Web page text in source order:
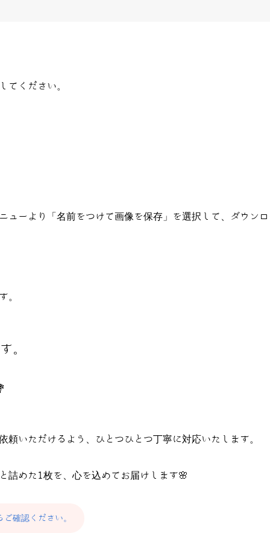
てください。
ューより「名前をつけて画像を保存」を選択して、ダウンロ
。
。
頼いただけるよう、ひとつひとつ丁寧に対応いたします。
詰めた1枚を、心を込めてお届けします🌸
確認ください。